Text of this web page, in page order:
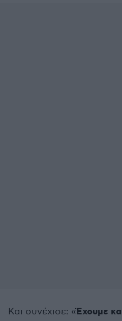
Και συνέχισε: «Έχουμε